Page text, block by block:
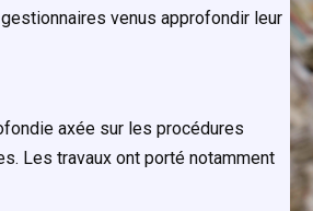
venus approfondir leur
axée sur les procédures
Les travaux ont porté notamment